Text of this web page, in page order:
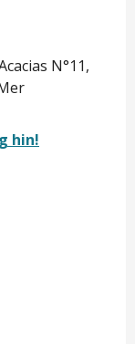
N°11,
hin!